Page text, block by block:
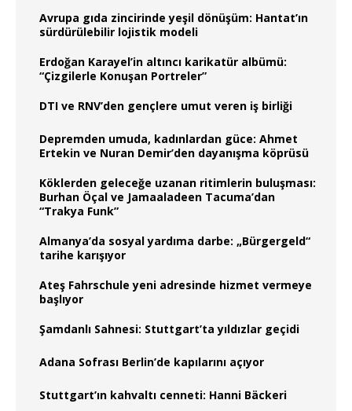
Avrupa gıda zincirinde yeşil dönüşüm: Hantat’ın
sürdürülebilir lojistik modeli
Erdoğan Karayel’in altıncı karikatür albümü:
“Çizgilerle Konuşan Portreler”
DTI ve RNV’den gençlere umut veren iş birliği
Depremden umuda, kadınlardan güce: Ahmet
Ertekin ve Nuran Demir’den dayanışma köprüsü
Köklerden geleceğe uzanan ritimlerin buluşması:
Burhan Öçal ve Jamaaladeen Tacuma’dan
“Trakya Funk”
Almanya’da sosyal yardıma darbe: „Bürgergeld“
tarihe karışıyor
Ateş Fahrschule yeni adresinde hizmet vermeye
başlıyor
Şamdanlı Sahnesi: Stuttgart’ta yıldızlar geçidi
Adana Sofrası Berlin’de kapılarını açıyor
Stuttgart’ın kahvaltı cenneti: Hanni Bäckeri